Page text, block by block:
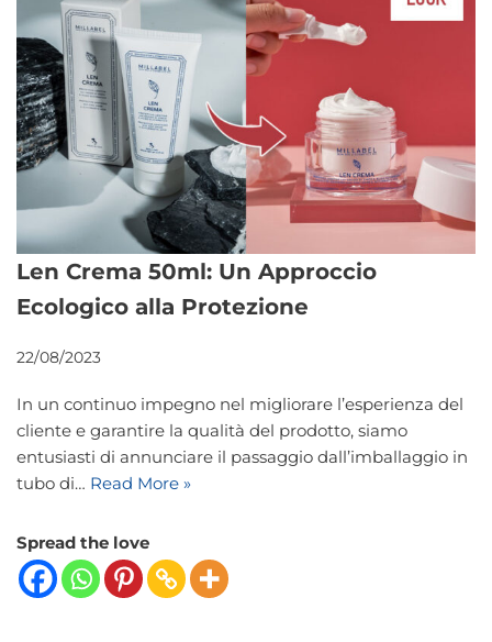
Len Crema 50ml: Un Approccio
Ecologico alla Protezione
22/08/2023
In un continuo impegno nel migliorare l’esperienza del
cliente e garantire la qualità del prodotto, siamo
entusiasti di annunciare il passaggio dall’imballaggio in
tubo di… Read More »
Spread the love